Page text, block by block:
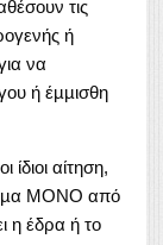
τις
ή
να
ή έµµισθη
αίτηση,
ΜΟΝΟ από
η έδρα ή το